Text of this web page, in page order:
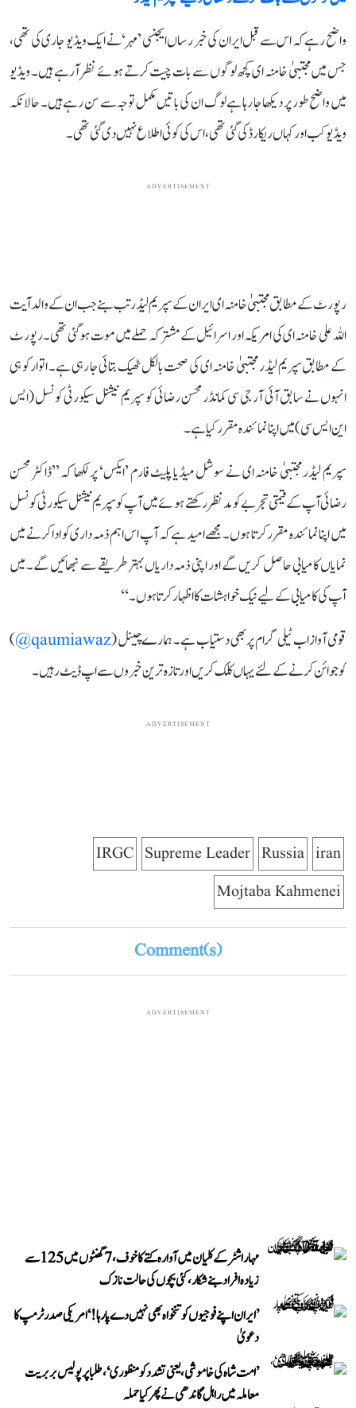
واضح رہے کہ اس سے قبل ایران کی خبر رساں ایجنسی ’مہر‘ نے ایک ویڈیو جاری کی تھی،
جس میں مجتبیٰ خامنہ ای کچھ لوگوں سے بات چیت کرتے ہوئے نظر آ رہے ہیں۔ ویڈیو
میں واضح طور پر دیکھا جا رہا ہے لوگ ان کی باتیں مکمل توجہ سے سن رہے ہیں۔ حالانکہ
ویڈیو کب اور کہاں ریکارڈ کی گئی تھی، اس کی کوئی اطلاع نہیں دی گئی تھی۔
ADVERTISEMENT
رپورٹ کے مطابق مجتبیٰ خامنہ ای ایران کے سپریم لیڈر تب بنے جب ان کے والد آیت
اللہ علی خامنہ ای کی امریکہ اور اسرائیل کے مشترکہ حملے میں موت ہو گئی تھی۔ رپورٹ
کے مطابق سپریم لیڈر مجتبیٰ خامنہ ای کی صحت بالکل ٹھیک بتائی جا رہی ہے۔ اتوار کو ہی
انہوں نے سابق آئی آر جی سی کمانڈر محسن رضائی کو سپریم نیشنل سیکورٹی کونسل (ایس
این ایس سی) میں اپنا نمائندہ مقرر کیا ہے۔
سپریم لیڈر مجتبیٰ خامنہ ای نے سوشل میڈیا پلیٹ فارم ’ایکس‘ پر لکھا کہ ’’ڈاکٹر محسن
رضائی آپ کے قیمتی تجربے کو مدنظر رکھتے ہوئے میں آپ کو سپریم نیشنل سیکورٹی کونسل
میں اپنا نمائندہ مقرر کرتا ہوں۔ مجھے امید ہے کہ آپ اس اہم ذمہ داری کو ادا کرنے میں
نمایاں کامیابی حاصل کریں گے اور اپنی ذمہ داریاں بہتر طریقے سے نبھائیں گے۔ میں
آپ کی کامیابی کے لیے نیک خواہشات کا اظہار کرتا ہوں۔‘‘
قومی آواز اب ٹیلی گرام پر بھی دستیاب ہے۔ ہمارے چینل (qaumiawaz@
)
کو جوائن کرنے کے لئے یہاں کلک کریں اور تازہ ترین خبروں سے اپ ڈیٹ رہیں۔
ADVERTISEMENT
iran
Russia
Supreme Leader
IRGC
Mojtaba Kahmenei
Comment(s)
ADVERTISEMENT
مہاراشٹر کے کلیان میں آوارہ کتے کا خوف، 7 گھنٹوں میں 125 سے
زیادہ افراد بنے شکار، کئی بچوں کی حالت نازک
’ایران اپنے فوجیوں کو تنخواہ بھی نہیں دے پا رہا!‘ امریکی صدر ٹرمپ کا
دعویٰ
’امت شاہ کی خاموشی، یعنی تشدد کو منظوری‘، طلبا پر پولیس بربریت
معاملہ میں راہل گاندھی نے پھر کیا حملہ